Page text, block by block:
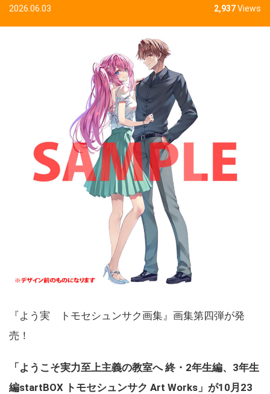
2026.06.03 2,937Views
『よう実 トモセシュンサク画集』画集第四弾が発
売！
「ようこそ実力至上主義の教室へ 終・2年生編、3年生
編startBOX トモセシュンサク Art Works」が10月23